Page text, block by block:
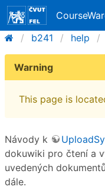
b241
help
Warning
This page is
Návody k
dokuwiki pro čtení a
uvedených
dále.